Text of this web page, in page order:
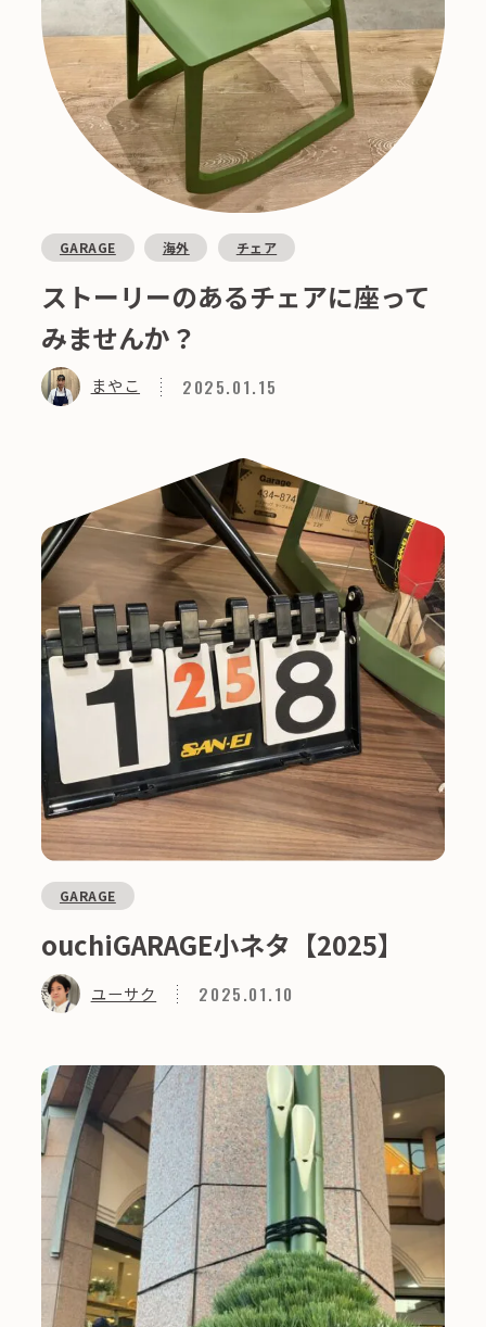
GARAGE 海外 チェア
ストーリーのあるチェアに座って
みませんか？
まやこ 2025.01.15
GARAGE
ouchiGARAGE小ネタ【2025】
ユーサク 2025.01.10